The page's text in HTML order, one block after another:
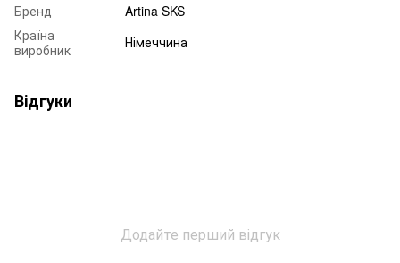
Бренд
Artina SKS
Країна-
виробник
Німеччина
Відгуки
Додайте перший відгук